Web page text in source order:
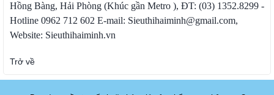
Hồng Bàng, Hải Phòng (Khúc gần Metro ), ĐT: (03) 1352.8299 -
Hotline 0962 712 602 E-mail: Sieuthihaiminh@gmail.com,
Website: Sieuthihaiminh.vn
Trở về